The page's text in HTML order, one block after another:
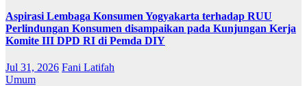
Aspirasi Lembaga Konsumen Yogyakarta terhadap RUU
Perlindungan Konsumen disampaikan pada Kunjungan Kerja
Komite III DPD RI di Pemda DIY
Jul 31, 2026 Fani Latifah
Umum